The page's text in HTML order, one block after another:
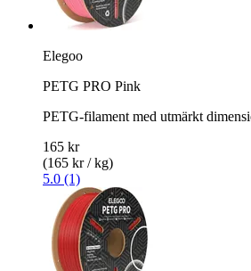
Elegoo
PETG PRO Pink
PETG-filament med utmärkt
165 kr
(165 kr / kg)
5.0 (1)